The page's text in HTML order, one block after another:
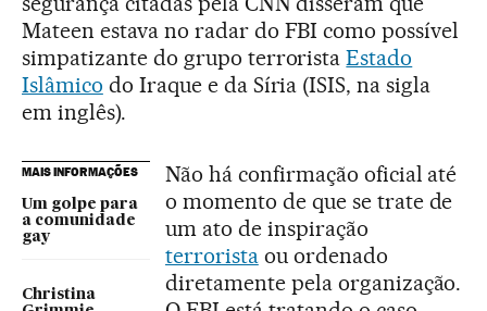
Mateen estava no radar do FBI como possível
simpatizante do grupo terroristaEstado
Islâmico do Iraque e da Síria (ISIS, na sigla
em inglês).
MAIS INFORMAÇÕES
Um golpe para
a comunidade
gay
Christina
Não há confirmação oficial até
o momento de que se trate de
um ato de inspiração
terroristaou ordenado
diretamente pela organização.